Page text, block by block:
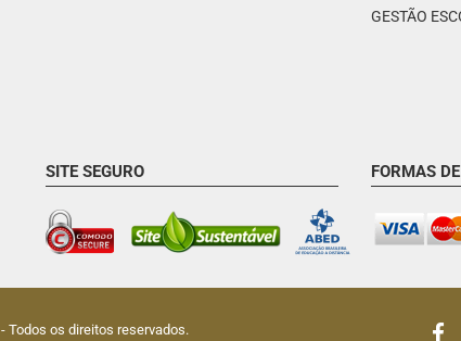
GESTÃO
SITE SEGURO FORMAS
- Todos os direitos reservados.